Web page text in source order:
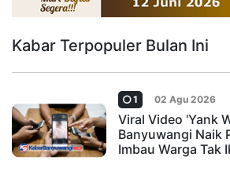
Kabar Terpopuler Bulan Ini
1 02 Agu 2026
Viral Video 'Yank
Banyuwangi Naik
Imbau Warga Tak